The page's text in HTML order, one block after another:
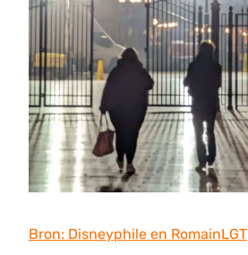
Bron: Disneyphile en RomainLGT